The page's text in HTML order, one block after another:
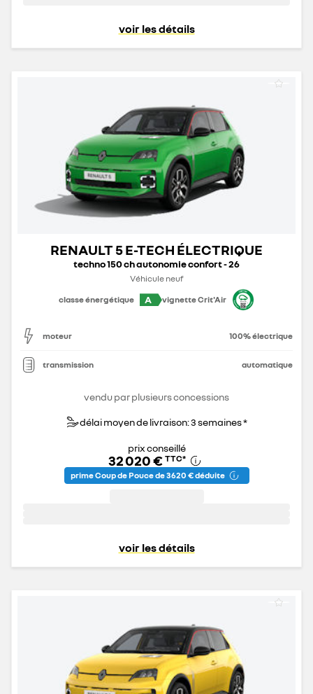
voir les détails
RENAULT 5 E-TECH ÉLECTRIQUE
techno 150 ch autonomie confort - 26
Véhicule neuf
classe énergétique
A vignette Crit'Air
moteur 100% électrique
transmission automatique
vendu par plusieurs concessions
délai moyen de livraison: 3 semaines *
prix conseillé
32 020 € TTC*
prime Coup de Pouce de 3 620 € déduite
voir les détails